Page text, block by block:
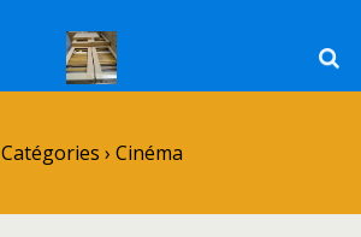
Catégories › Cinéma